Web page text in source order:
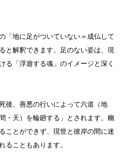
「地に足がついていない＝成仏して
と解釈できます。足のない姿は、現
る「浮遊する魂」のイメージと深く
後、善悪の行いによって六道（地
・天）を輪廻する」とされます。幽
ことができず、現世と彼岸の間に迷
ることもあります。